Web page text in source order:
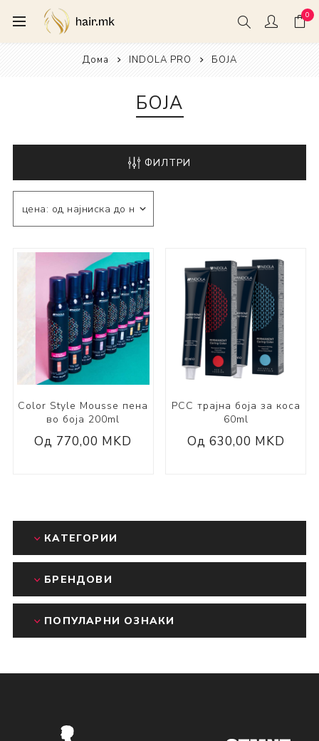
0
Дома INDOLA PRO БОЈА
БОЈА
ФИЛТРИ
Color Style Mousse пена
во боја 200ml
Од 770,00 MKD
PCC трајна боја за коса
60ml
Од 630,00 MKD
КАТЕГОРИИ
БРЕНДОВИ
ПОПУЛАРНИ ОЗНАКИ